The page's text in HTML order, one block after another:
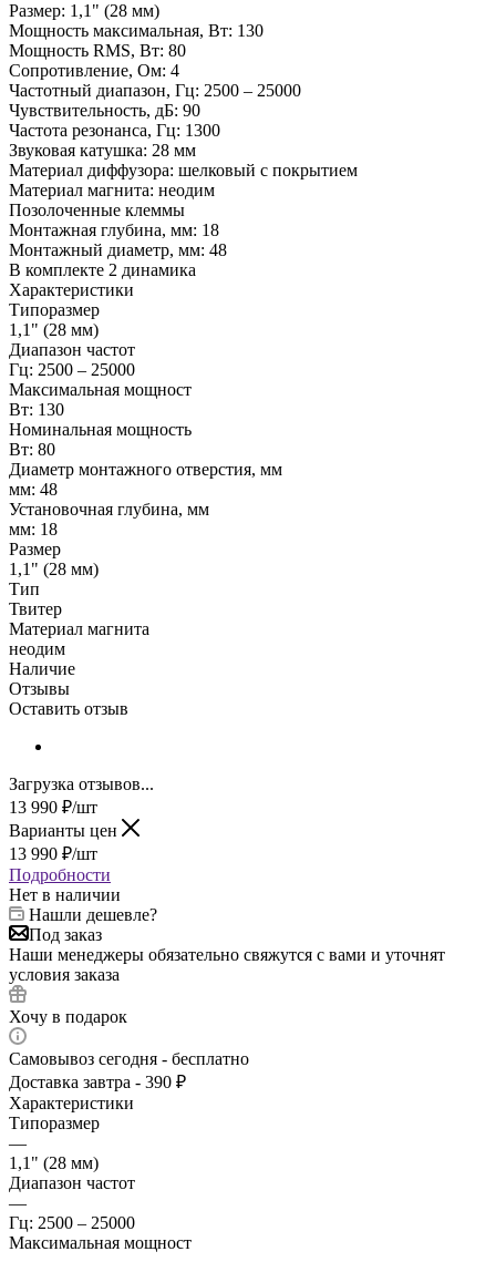
Размер: 1,1" (28 мм)
Мощность максимальная, Вт: 130
Мощность RMS, Вт: 80
Сопротивление, Ом: 4
Частотный диапазон, Гц: 2500 – 25000
Чувствительность, дБ: 90
Частота резонанса, Гц: 1300
Звуковая катушка: 28 мм
Материал диффузора: шелковый с покрытием
Материал магнита: неодим
Позолоченные клеммы
Монтажная глубина, мм: 18
Монтажный диаметр, мм: 48
В комплекте 2 динамика
Характеристики
Типоразмер
1,1" (28 мм)
Диапазон частот
Гц: 2500 – 25000
Максимальная мощност
Вт: 130
Номинальная мощность
Вт: 80
Диаметр монтажного отверстия, мм
мм: 48
Установочная глубина, мм
мм: 18
Размер
1,1" (28 мм)
Тип
Твитер
Материал магнита
неодим
Наличие
Отзывы
Оставить отзыв
Загрузка отзывов...
13 990 ₽/шт
Варианты цен
13 990 ₽/шт
Подробности
Нет в наличии
Нашли дешевле?
Под заказ
Наши менеджеры обязательно свяжутся с вами и уточнят
условия заказа
Хочу в подарок
Самовывоз сегодня - бесплатно
Доставка завтра - 390 ₽
Характеристики
Типоразмер
—
1,1" (28 мм)
Диапазон частот
—
Гц: 2500 – 25000
Максимальная мощност